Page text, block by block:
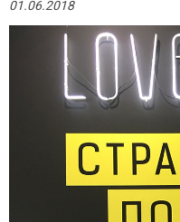
01.06.2018